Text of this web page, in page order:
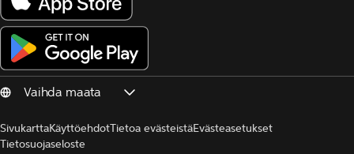
SivukarttaKäyttöehdotTietoa evästeistäEvästeasetukset
Tietosuojaseloste